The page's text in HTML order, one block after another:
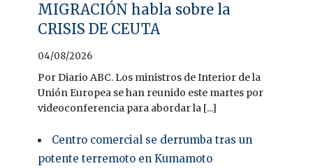
MIGRACIÓN habla sobre la
CRISIS DE CEUTA
04/08/2026
Por Diario ABC. Los ministros de Interior de la
Unión Europea se han reunido este martes por
videoconferencia para abordar la [...]
Centro comercial se derrumba tras un
potente terremoto en Kumamoto